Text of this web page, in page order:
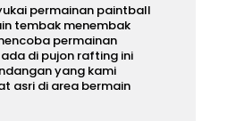
permainan paintball
tembak menembak
permainan
di pujon rafting ini
yang kami
asri di area bermain